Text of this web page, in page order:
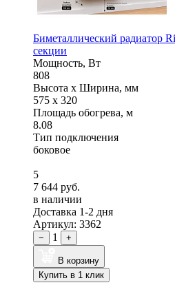
Биметаллический радиатор
секции
Мощность, Вт
808
Высота x Ширина, мм
575 x 320
Площадь обогрева, м
8.08
Тип подключения
боковое
5
7 644 руб.
в наличии
Доставка 1-2 дня
Артикул: 3362
− 1 +
В корзину
Купить в 1 клик